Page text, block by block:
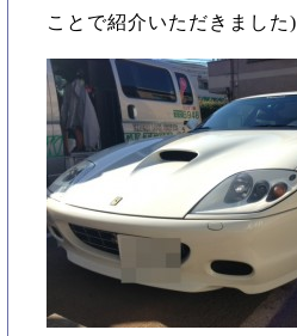
ことで紹介いただきました)